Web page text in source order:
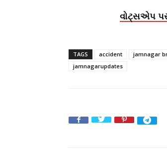
વોટ્સએપ
TAGS accident jamnagar
jamnagarupdates